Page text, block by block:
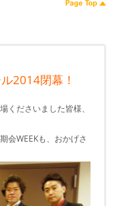
2014閉幕！
くださいました皆様、
会WEEKも、おかげさ